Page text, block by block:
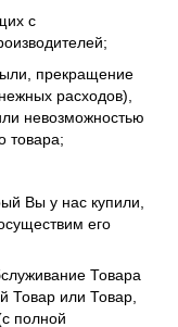
с
прекращение
расходов),
невозможностью
товара;
Вы у нас купили,
его
Товара
Товар или Товар,
полной